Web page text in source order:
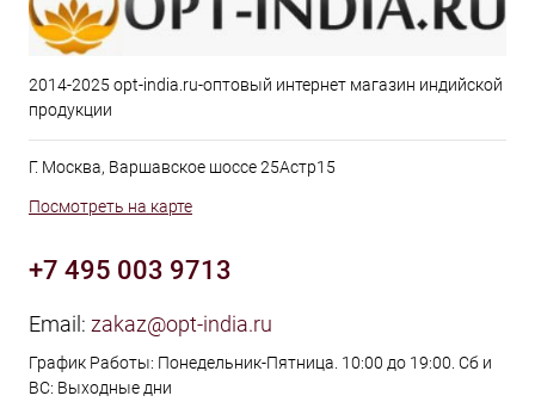
2014-2025 opt-india.ru-оптовый интернет магазин индийской
продукции
Г. Москва, Варшавское шоссе 25Астр15
Посмотреть на карте
+7 495 003 9713
Email: zakaz@opt-india.ru
График Работы: Понедельник-Пятница. 10:00 до 19:00. Сб и
ВС: Выходные дни